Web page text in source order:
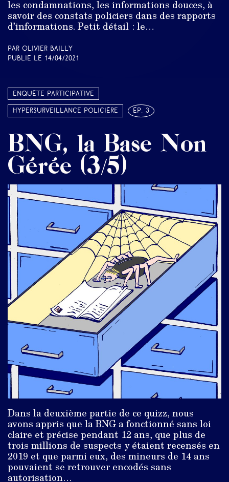
les condamnations, les informations douces, à
savoir des constats policiers dans des rapports
d’informations. Petit détail : le…
Par Olivier Bailly
Publié le 14/04/2021
Enquête participative
Hypersurveillance policière ép. 3
BNG, la Base Non
Gérée (3/5)
Dans la deuxième partie de ce quizz, nous
avons appris que la BNG a fonctionné sans loi
claire et précise pendant 12 ans, que plus de
trois millions de suspects y étaient recensés en
2019 et que parmi eux, des mineurs de 14 ans
pouvaient se retrouver encodés sans
autorisation…